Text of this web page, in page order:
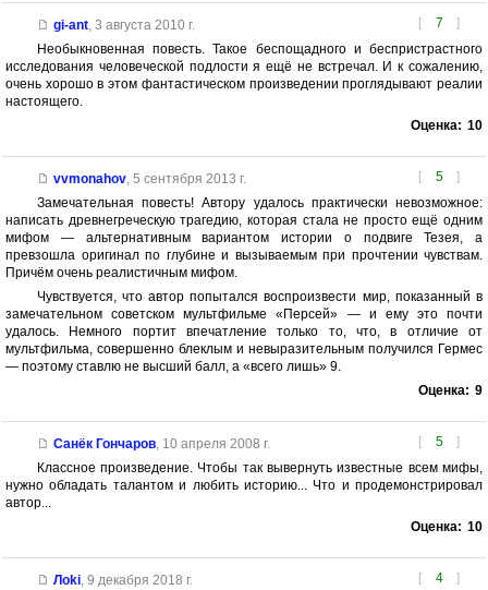
[ 7 ]
gi-ant, 3 августа 2010 г.
Необыкновенная повесть. Такое беспощадного и беспристрастного
исследования человеческой подлости я ещё не встречал. И к сожалению,
очень хорошо в этом фантастическом произведении проглядывают реалии
настоящего.
Оценка: 10
[ 5 ]
vvmonahov, 5 сентября 2013 г.
Замечательная повесть! Автору удалось практически невозможное:
написать древнегреческую трагедию, которая стала не просто ещё одним
мифом — альтернативным вариантом истории о подвиге Тезея, а
превзошла оригинал по глубине и вызываемым при прочтении чувствам.
Причём очень реалистичным мифом.
Чувствуется, что автор попытался воспроизвести мир, показанный в
замечательном советском мультфильме «Персей» — и ему это почти
удалось. Немного портит впечатление только то, что, в отличие от
мультфильма, совершенно блеклым и невыразительным получился Гермес
— поэтому ставлю не высший балл, а «всего лишь» 9.
Оценка: 9
[ 5 ]
Санёк Гончаров, 10 апреля 2008 г.
Классное произведение. Чтобы так вывернуть известные всем мифы,
нужно обладать талантом и любить историю... Что и продемонстрировал
автор...
Оценка: 10
[ 4 ]
Лoki, 9 декабря 2018 г.